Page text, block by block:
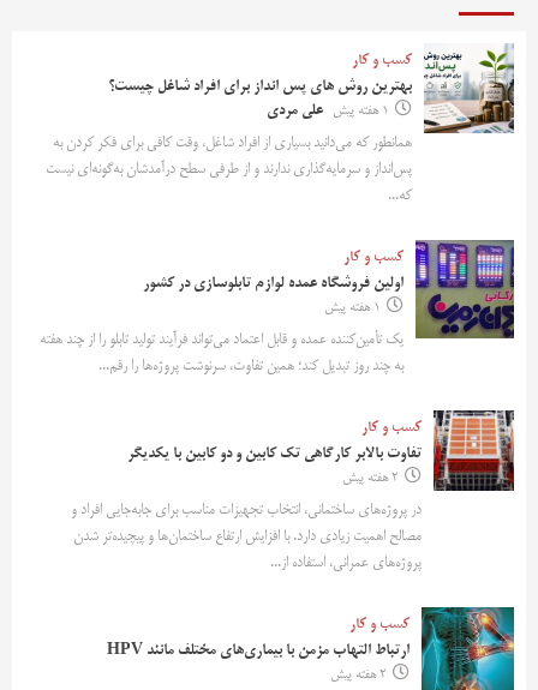
کسب و کار
بهترین روش‌ های پس‌ انداز برای افراد شاغل چیست؟
1 هفته پیش
علی مردی
همانطور که می‌دانید بسیاری از افراد شاغل، وقت کافی برای فکر کردن به
پس‌انداز و سرمایه‌گذاری ندارند و از طرفی سطح درآمدشان به‌گونه‌ای نیست
که...
کسب و کار
اولین فروشگاه عمده لوازم تابلوسازی در کشور
1 هفته پیش
یک تأمین‌کننده عمده و قابل اعتماد می‌تواند فرآیند تولید تابلو را از چند هفته
به چند روز تبدیل کند؛ همین تفاوت، سرنوشت پروژه‌ها را رقم...
کسب و کار
تفاوت بالابر کارگاهی تک کابین و دو کابین با یکدیگر
2 هفته پیش
در پروژه‌های ساختمانی، انتخاب تجهیزات مناسب برای جابه‌جایی افراد و
مصالح اهمیت زیادی دارد. با افزایش ارتفاع ساختمان‌ها و پیچیده‌تر شدن
پروژه‌های عمرانی، استفاده از...
کسب و کار
ارتباط التهاب مزمن با بیماری‌های مختلف مانند HPV
2 هفته پیش